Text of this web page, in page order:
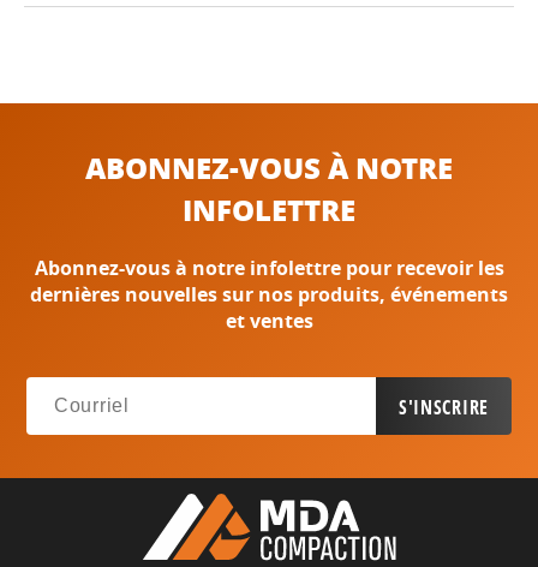
ABONNEZ-VOUS À NOTRE
INFOLETTRE
Abonnez-vous à notre infolettre pour recevoir les
dernières nouvelles sur nos produits, événements
et ventes